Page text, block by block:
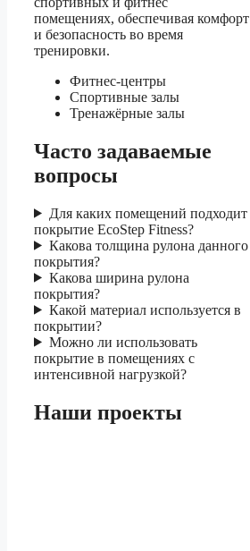
помещениях, обеспечивая комфорт
и безопасность во время
тренировки.
Фитнес-центры
Спортивные залы
Тренажёрные залы
Часто задаваемые
вопросы
Для каких помещений подходит
покрытие EcoStep Fitness?
Какова толщина рулона данного
покрытия?
Какова ширина рулона
покрытия?
Какой материал используется в
покрытии?
Можно ли использовать
покрытие в помещениях с
интенсивной нагрузкой?
Наши проекты